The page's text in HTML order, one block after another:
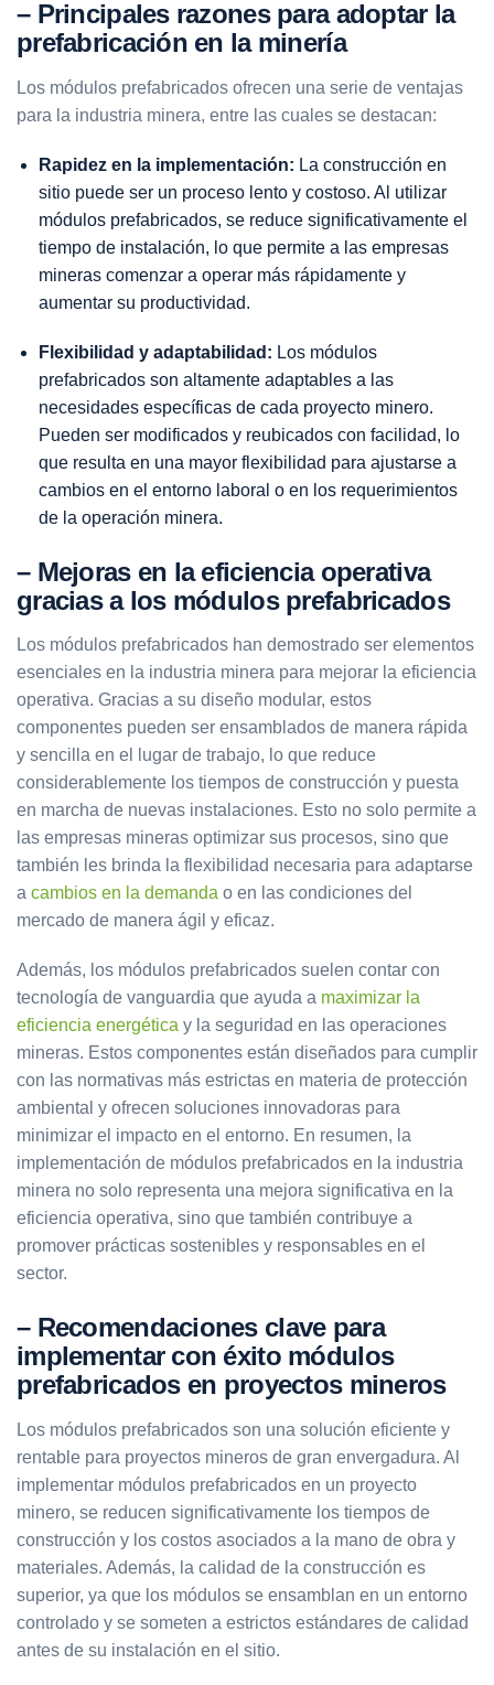
– Principales razones para adoptar la
prefabricación en la minería
Los módulos prefabricados ofrecen una serie de ventajas
para la industria minera, entre las cuales se destacan:
Rapidez en la implementación: La construcción en
sitio puede ser un proceso lento y costoso. Al utilizar
módulos prefabricados, se reduce significativamente el
tiempo de instalación, lo que permite a las empresas
mineras comenzar a operar más rápidamente y
aumentar su productividad.
Flexibilidad y adaptabilidad: Los módulos
prefabricados son altamente adaptables a las
necesidades específicas de cada proyecto minero.
Pueden ser modificados y reubicados con facilidad, lo
que resulta en una mayor flexibilidad para ajustarse a
cambios en el entorno laboral o en los requerimientos
de la operación minera.
– Mejoras en la eficiencia operativa
gracias a los módulos prefabricados
Los módulos prefabricados han demostrado ser elementos
esenciales en la industria minera para mejorar la eficiencia
operativa. Gracias a su diseño modular, estos
componentes pueden ser ensamblados de manera rápida
y sencilla en el lugar de trabajo, lo que reduce
considerablemente los tiempos de construcción y puesta
en marcha de nuevas instalaciones. Esto no solo permite a
las empresas mineras optimizar sus procesos, sino que
también les brinda la flexibilidad necesaria para adaptarse
a cambios en la demanda o en las condiciones del
mercado de manera ágil y eficaz.
Además, los módulos prefabricados suelen contar con
tecnología de vanguardia que ayuda a maximizar la
eficiencia energética y la seguridad en las operaciones
mineras. Estos componentes están diseñados para cumplir
con las normativas más estrictas en materia de protección
ambiental y ofrecen soluciones innovadoras para
minimizar el impacto en el entorno. En resumen, la
implementación de módulos prefabricados en la industria
minera no solo representa una mejora significativa en la
eficiencia operativa, sino que también contribuye a
promover prácticas sostenibles y responsables en el
sector.
– Recomendaciones clave para
implementar con éxito módulos
prefabricados en proyectos mineros
Los módulos prefabricados son una solución eficiente y
rentable para proyectos mineros de gran envergadura. Al
implementar módulos prefabricados en un proyecto
minero, se reducen significativamente los tiempos de
construcción y los costos asociados a la mano de obra y
materiales. Además, la calidad de la construcción es
superior, ya que los módulos se ensamblan en un entorno
controlado y se someten a estrictos estándares de calidad
antes de su instalación en el sitio.